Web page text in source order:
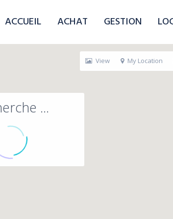
ACCUEIL ACHAT GESTION
...
View My Location